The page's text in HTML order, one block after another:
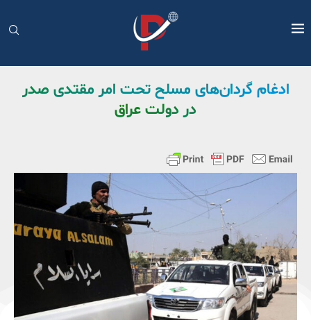
ادغام گردان‌های مسلح تحت امر مقتدی صدر
در دولت عراق